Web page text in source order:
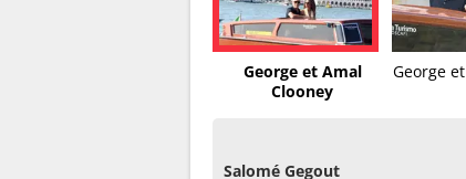
George et Amal
Clooney
George
Salomé Gegout